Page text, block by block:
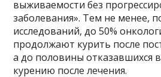
выживаемости без
заболевания». Тем не менее,
исследований, до 50%
продолжают курить после
а до половины отказавшихся
курению после лечения.